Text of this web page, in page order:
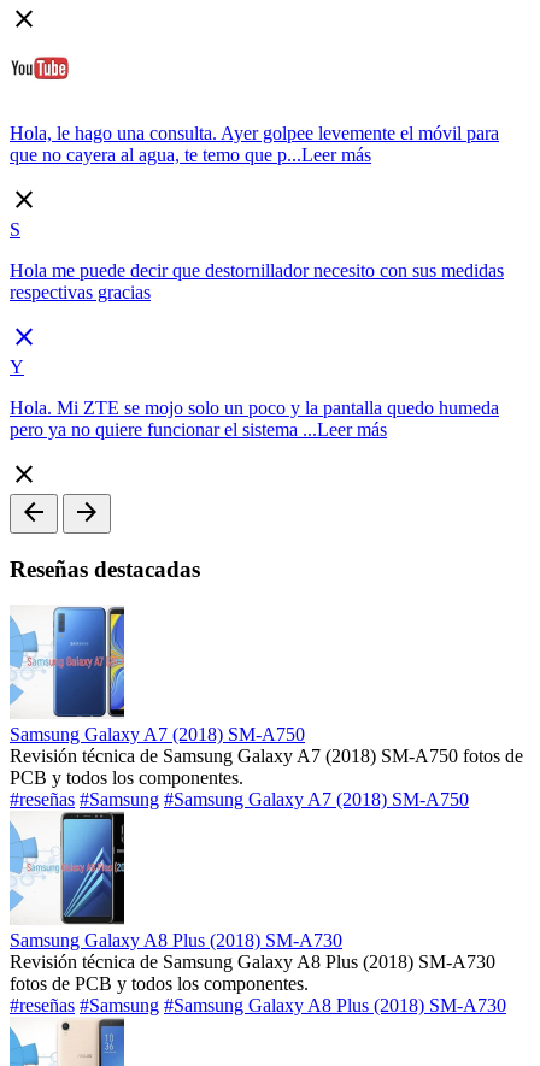
close
Hola, le hago una consulta. Ayer golpee levemente el móvil para
que no cayera al agua, te temo que p...Leer más
close
S
Hola me puede decir que destornillador necesito con sus medidas
respectivas gracias
close
Y
Hola. Mi ZTE se mojo solo un poco y la pantalla quedo humeda
pero ya no quiere funcionar el sistema ...Leer más
close
arrow_back
arrow_forward
Reseñas destacadas
Samsung Galaxy A7 (2018) SM-A750
Revisión técnica de Samsung Galaxy A7 (2018) SM-A750 fotos de
PCB y todos los componentes.
#reseñas #Samsung #Samsung Galaxy A7 (2018) SM-A750
Samsung Galaxy A8 Plus (2018) SM-A730
Revisión técnica de Samsung Galaxy A8 Plus (2018) SM-A730
fotos de PCB y todos los componentes.
#reseñas #Samsung #Samsung Galaxy A8 Plus (2018) SM-A730